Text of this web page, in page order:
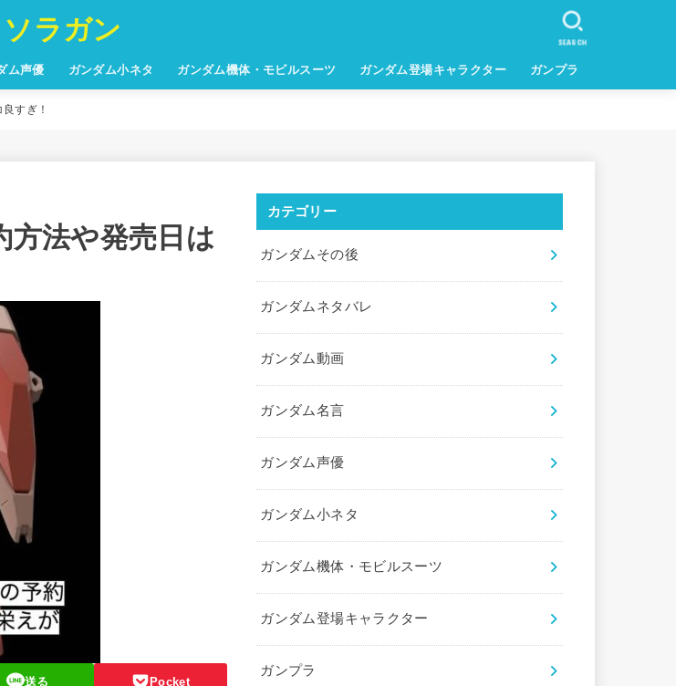
ソラガン
ム声優 ガンダム小ネタ ガンダム機体・モビルスーツ ガンダム登場キャラクター ガンプラ
SEARCH
すぎ！
方法や発売日は
送る Pocket
カテゴリー
ガンダムその後
ガンダムネタバレ
ガンダム動画
ガンダム名言
ガンダム声優
ガンダム小ネタ
ガンダム機体・モビルスーツ
ガンダム登場キャラクター
ガンプラ